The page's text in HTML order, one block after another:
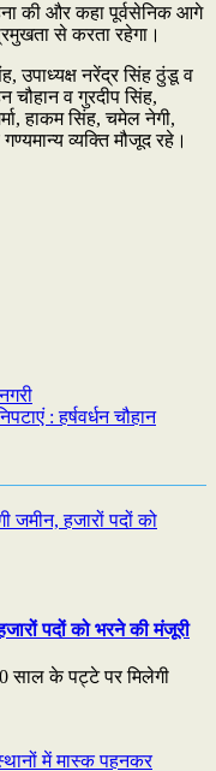
की और कहा पूर्वसेनिक आगे
से करता रहेगा।
उपाध्यक्ष नरेंद्र सिंह ठुंडू व
चौहान व गुरदीप सिंह,
हाकम सिंह, चमेल नेगी,
व्यक्ति मौजूद रहे।
: हर्षवर्धन चौहान
पदों को भरने की मंजूरी
साल के पट्टे पर मिलेगी